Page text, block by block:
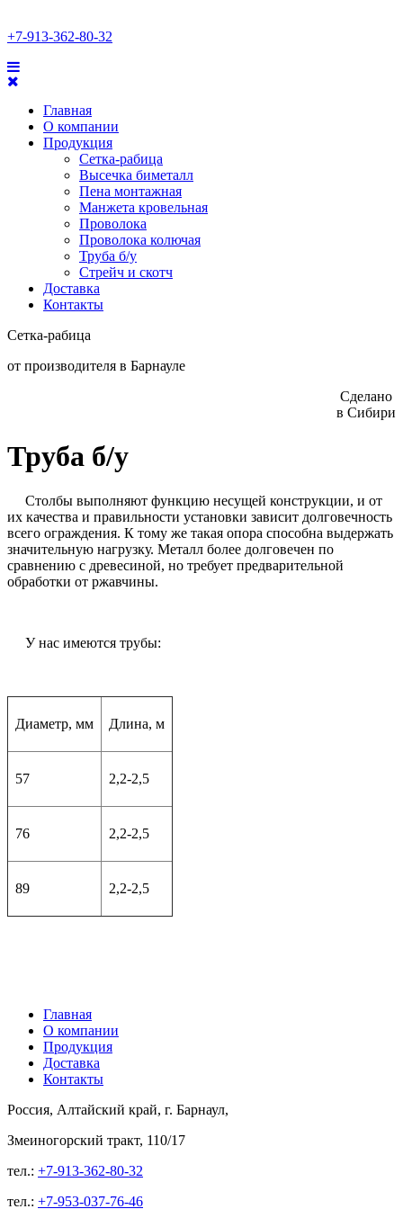
+7-913-362-80-32
Главная
О компании
Продукция
Сетка-рабица
Высечка биметалл
Пена монтажная
Манжета кровельная
Проволока
Проволока колючая
Труба б/у
Стрейч и скотч
Доставка
Контакты
Сетка-рабица
от производителя в Барнауле
Сделано
в Сибири
Труба б/у
Столбы выполняют функцию несущей конструкции, и от
их качества и правильности установки зависит долговечность
всего ограждения. К тому же такая опора способна выдержать
значительную нагрузку. Металл более долговечен по
сравнению с древесиной, но требует предварительной
обработки от ржавчины.
У нас имеются трубы:
Диаметр, мм Длина, м
57 2,2-2,5
76 2,2-2,5
89 2,2-2,5
Главная
О компании
Продукция
Доставка
Контакты
Россия, Алтайский край, г. Барнаул,
Змеиногорский тракт, 110/17
тел.: +7-913-362-80-32
тел.: +7-953-037-76-46